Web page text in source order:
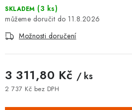
OBCHODNÍ PODMÍNKY
🚚 STAV OBJEDNÁVKY
SKLADEM (3 ks)
11.8.2026
Možnosti doručení
3 311,80 Kč / ks
2 737 Kč bez DPH